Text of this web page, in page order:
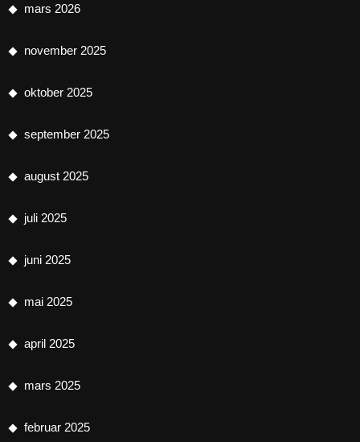
mars 2026
november 2025
oktober 2025
september 2025
august 2025
juli 2025
juni 2025
mai 2025
april 2025
mars 2025
februar 2025